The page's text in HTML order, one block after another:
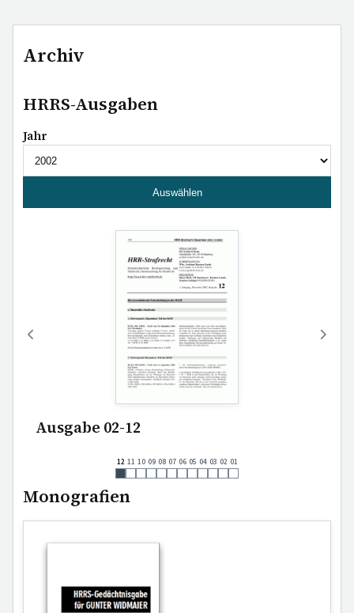
Archiv
HRRS-Ausgaben
Jahr
Auswählen
12 11 10 09 08 07 06 05 04 03 02 01
Ausgabe 02-12
Monografien